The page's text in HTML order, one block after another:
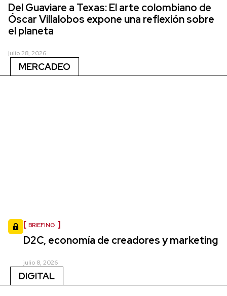
Del Guaviare a Texas: El arte colombiano de
Óscar Villalobos expone una reflexión sobre
el planeta
julio 28, 2026
MERCADEO
BRIEFING
D2C, economía de creadores y marketing
julio 8, 2026
DIGITAL